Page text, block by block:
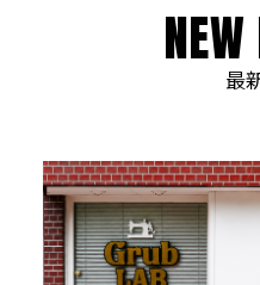
NEW
最